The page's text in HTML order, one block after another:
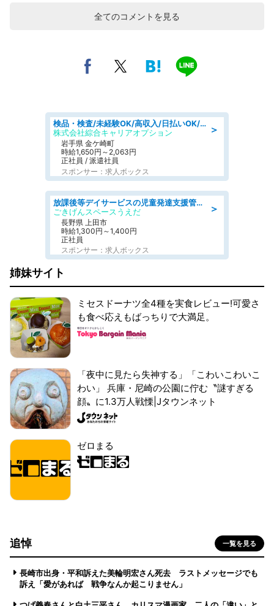
全てのコメントを見る
＞
検品・検査/未経験OK/高収入/日払いOK/交替制/20・30・40代活躍中
株式会社綜合キャリアオプション
岩手県 金ケ崎町
時給1,650円～2,063円
正社員 / 派遣社員
スポンサー：求人ボックス
＞
放課後等デイサービスの児童発達支援管理責任者
ごきげんスペースうえだ
長野県 上田市
時給1,300円～1,400円
正社員
スポンサー：求人ボックス
姉妹サイト
ミセスドーナツ全4種を実食レビュー!可愛さ
も食べ応えもばっちりで大満足。
「夜中に見たら失神する」「こわいこわいこ
わい」 兵庫・尼崎の公園に佇む〝謎すぎる
顔〟に1.3万人戦慄|Jタウンネット
ゼロまる
追悼 一覧を見る
長崎市出身・平和訴えた美輪明宏さん死去 ラストメッセージでも
訴え「愛があれば 戦争なんか起こりません」